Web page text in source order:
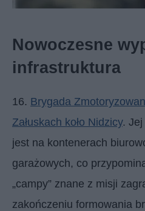
Nowoczesne
infrastruktura
16. Brygada
Załuskach koło Nidzicy. Jej
jest na kontenerach
garażowych, co
„campy” znane z misji
zakończeniu formowania